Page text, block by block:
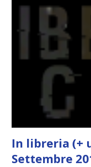
potete capire le mie
probabilmente lo avrei
molto introduttivo, nel
succede un bel niente.
finisce esattamente nel
"mezzo" della storia?
In libreria (+
Settembre